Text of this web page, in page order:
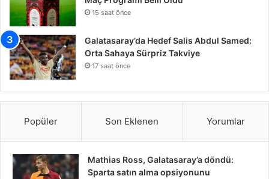
15 saat önce
Galatasaray’da Hedef Salis Abdul Samed:
Orta Sahaya Sürpriz Takviye
17 saat önce
Popüler Son Eklenen Yorumlar
Mathias Ross, Galatasaray’a döndü:
Sparta satın alma opsiyonunu